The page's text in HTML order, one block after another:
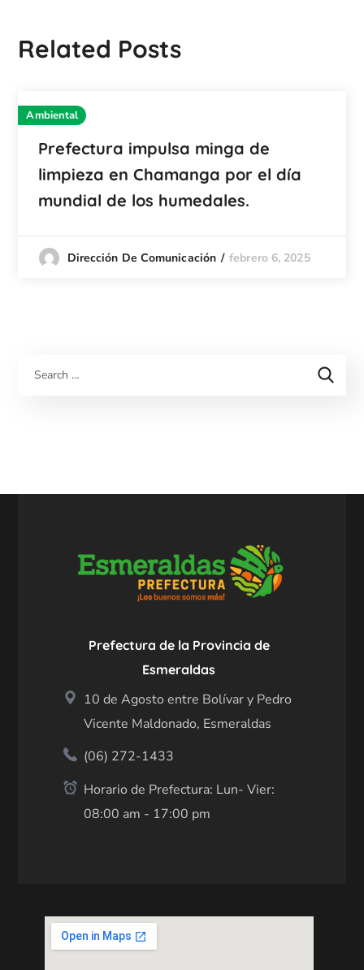
Related Posts
Ambiental
Prefectura impulsa minga de
limpieza en Chamanga por el día
mundial de los humedales.
Dirección De Comunicación febrero 6, 2025
Prefectura de la Provincia de
Esmeraldas
10 de Agosto entre Bolívar y Pedro
Vicente Maldonado, Esmeraldas
(06) 272-1433
Horario de Prefectura: Lun- Vier:
08:00 am - 17:00 pm